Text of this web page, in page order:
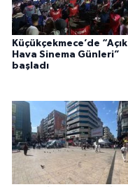
Küçükçekmece’de “Açık
Hava Sinema Günleri”
başladı